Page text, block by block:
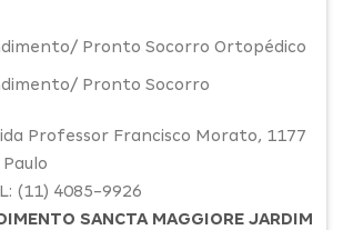
Pronto Socorro Ortopédico
Pronto Socorro
Professor Francisco Morato, 1177
(11) 4085-9926
SANCTA MAGGIORE JARDIM